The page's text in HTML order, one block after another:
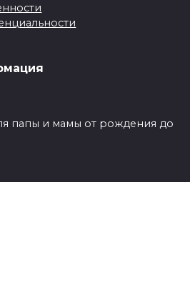
папы и мамы от рождения до